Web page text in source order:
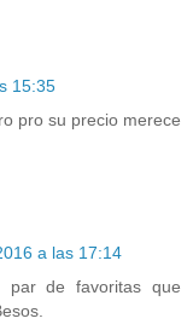
15:35
pro su precio merece
a las 17:14
par de favoritas que